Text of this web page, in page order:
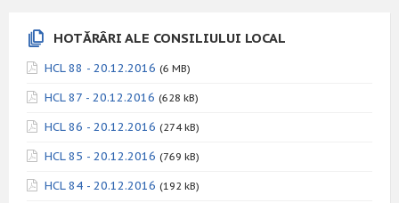
HOTĂRÂRI ALE CONSILIULUI LOCAL
HCL 88 - 20.12.2016 (6 MB)
HCL 87 - 20.12.2016 (628 kB)
HCL 86 - 20.12.2016 (274 kB)
HCL 85 - 20.12.2016 (769 kB)
HCL 84 - 20.12.2016 (192 kB)